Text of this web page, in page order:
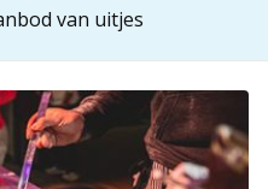
van uitjes